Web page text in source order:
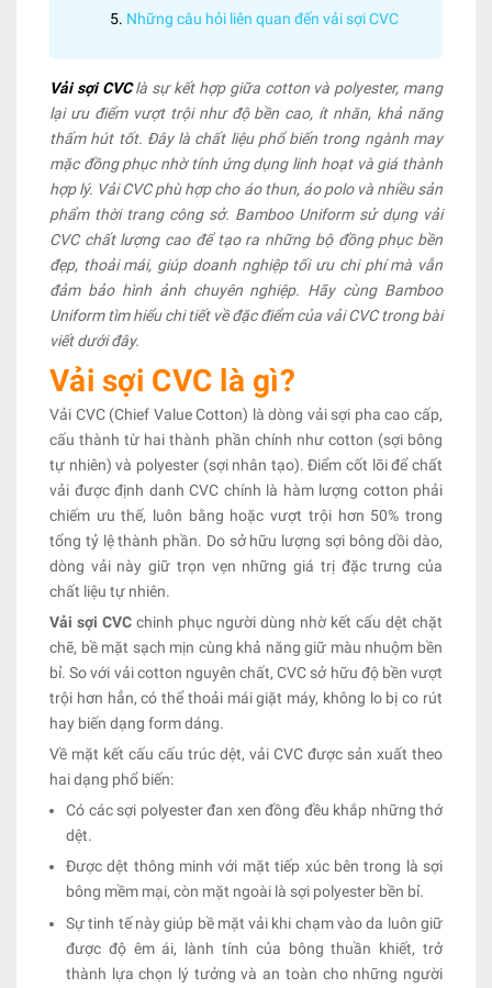
Những câu hỏi liên quan đến vải sợi CVC
Vải sợi CVClà sự kết hợp giữa cotton và polyester, mang
lại ưu điểm vượt trội như độ bền cao, ít nhăn, khả năng
thấm hút tốt. Đây là chất liệu phổ biến trong ngành may
mặc đồng phục nhờ tính ứng dụng linh hoạt và giá thành
hợp lý. Vải CVC phù hợp cho áo thun, áo polo và nhiều sản
phẩm thời trang công sở. Bamboo Uniform sử dụng vải
CVC chất lượng cao để tạo ra những bộ đồng phục bền
đẹp, thoải mái, giúp doanh nghiệp tối ưu chi phí mà vẫn
đảm bảo hình ảnh chuyên nghiệp. Hãy cùng Bamboo
Uniform tìm hiểu chi tiết về đặc điểm của vải CVC trong bài
viết dưới đây.
Vải sợi CVC là gì?
Vải CVC (Chief Value Cotton) là dòng vải sợi pha cao cấp,
cấu thành từ hai thành phần chính như cotton (sợi bông
tự nhiên) và polyester (sợi nhân tạo). Điểm cốt lõi để chất
vải được định danh CVC chính là hàm lượng cotton phải
chiếm ưu thế, luôn bằng hoặc vượt trội hơn 50% trong
tổng tỷ lệ thành phần. Do sở hữu lượng sợi bông dồi dào,
dòng vải này giữ trọn vẹn những giá trị đặc trưng của
chất liệu tự nhiên.
Vải sợi CVC chinh phục người dùng nhờ kết cấu dệt chặt
chẽ, bề mặt sạch mịn cùng khả năng giữ màu nhuộm bền
bỉ. So với vải cotton nguyên chất, CVC sở hữu độ bền vượt
trội hơn hẳn, có thể thoải mái giặt máy, không lo bị co rút
hay biến dạng form dáng.
Về mặt kết cấu cấu trúc dệt, vải CVC được sản xuất theo
hai dạng phổ biến:
Có các sợi polyester đan xen đồng đều khắp những thớ
dệt.
Được dệt thông minh với mặt tiếp xúc bên trong là sợi
bông mềm mại, còn mặt ngoài là sợi polyester bền bỉ.
Sự tinh tế này giúp bề mặt vải khi chạm vào da luôn giữ
được độ êm ái, lành tính của bông thuần khiết, trở
thành lựa chọn lý tưởng và an toàn cho những người